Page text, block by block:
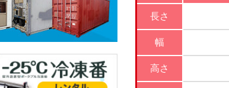
長さ
幅
高さ